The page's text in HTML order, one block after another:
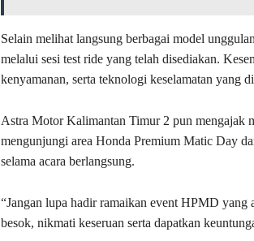
Selain melihat langsung berbagai model
melalui sesi test ride yang telah disediakan.
kenyamanan, serta teknologi keselamatan yang
Astra Motor Kalimantan Timur 2 pun mengajak
mengunjungi area Honda Premium Matic Day
selama acara berlangsung.
“Jangan lupa hadir ramaikan event HPMD
besok, nikmati keseruan serta dapatkan